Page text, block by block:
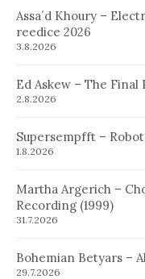
Assa´d Khoury –
reedice 2026
3.8.2026
Ed Askew – The Final
2.8.2026
Supersempfft –
1.8.2026
Martha Argerich –
Recording (1999)
31.7.2026
Bohemian Betyars –
29.7.2026